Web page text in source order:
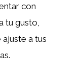
con
tu gusto,
a tus